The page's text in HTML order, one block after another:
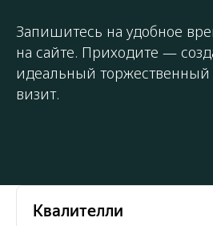
Запишитесь на удобное
на сайте. Приходите —
идеальный торжественный
визит.